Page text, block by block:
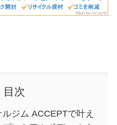
目次
ルジム ACCEPTで叶え